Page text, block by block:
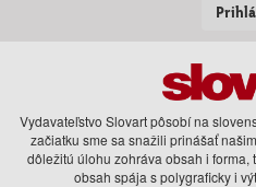
Vydavateľstvo Slovart pôsobí na
začiatku sme sa snažili prinášať
dôležitú úlohu zohráva obsah i forma,
obsah spája s polygraficky i